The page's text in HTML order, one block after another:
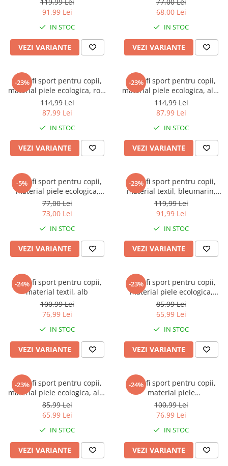
Cry Babies
Wonder Woman
The Grinch
FLAMINGO
Incaltaminte fete
Ghete si cizme fete
Pantofi fete
Pantofi sport fete
Sandale fete
91,99 Lei
IN STOC
VEZI VARIANTE
68,00 Lei
IN STOC
VEZI VARIANTE
-23%
Pantofi sport pentru copii,
material piele ecologica, roz,
Heart
114,99 Lei
87,99 Lei
IN STOC
VEZI VARIANTE
-23%
Pantofi sport pentru copii,
material piele ecologica, alb,
Heart
114,99 Lei
87,99 Lei
IN STOC
VEZI VARIANTE
-5%
Pantofi sport pentru copii,
material piele ecologica,
negru, Kids
77,00 Lei
73,00 Lei
IN STOC
VEZI VARIANTE
-23%
Pantofi sport pentru copii,
material textil, bleumarin,
model fluturi si talpa cu leduri
119,99 Lei
91,99 Lei
IN STOC
VEZI VARIANTE
-24%
Pantofi sport pentru copii,
material textil, alb
100,99 Lei
76,99 Lei
IN STOC
VEZI VARIANTE
-23%
Pantofi sport pentru copii,
material piele ecologica,
roz/mov
85,99 Lei
65,99 Lei
IN STOC
VEZI VARIANTE
-23%
Pantofi sport pentru copii,
material piele ecologica, alb,
Star yellow
85,99 Lei
65,99 Lei
IN STOC
VEZI VARIANTE
-24%
Pantofi sport pentru copii,
material piele
ecologica,negru/orange Star
100,99 Lei
76,99 Lei
IN STOC
VEZI VARIANTE